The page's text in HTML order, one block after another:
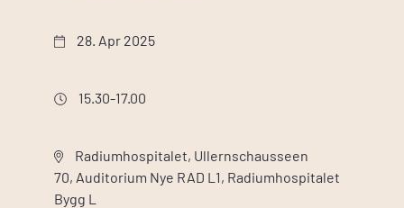
28. Apr 2025
15.30-17.00
Radiumhospitalet, Ullernschausseen
70, Auditorium Nye RAD L1, Radiumhospitalet
Bygg L